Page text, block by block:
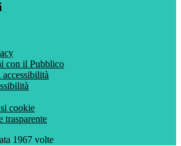
con il Pubblico
cookie
trasparente
1967 volte